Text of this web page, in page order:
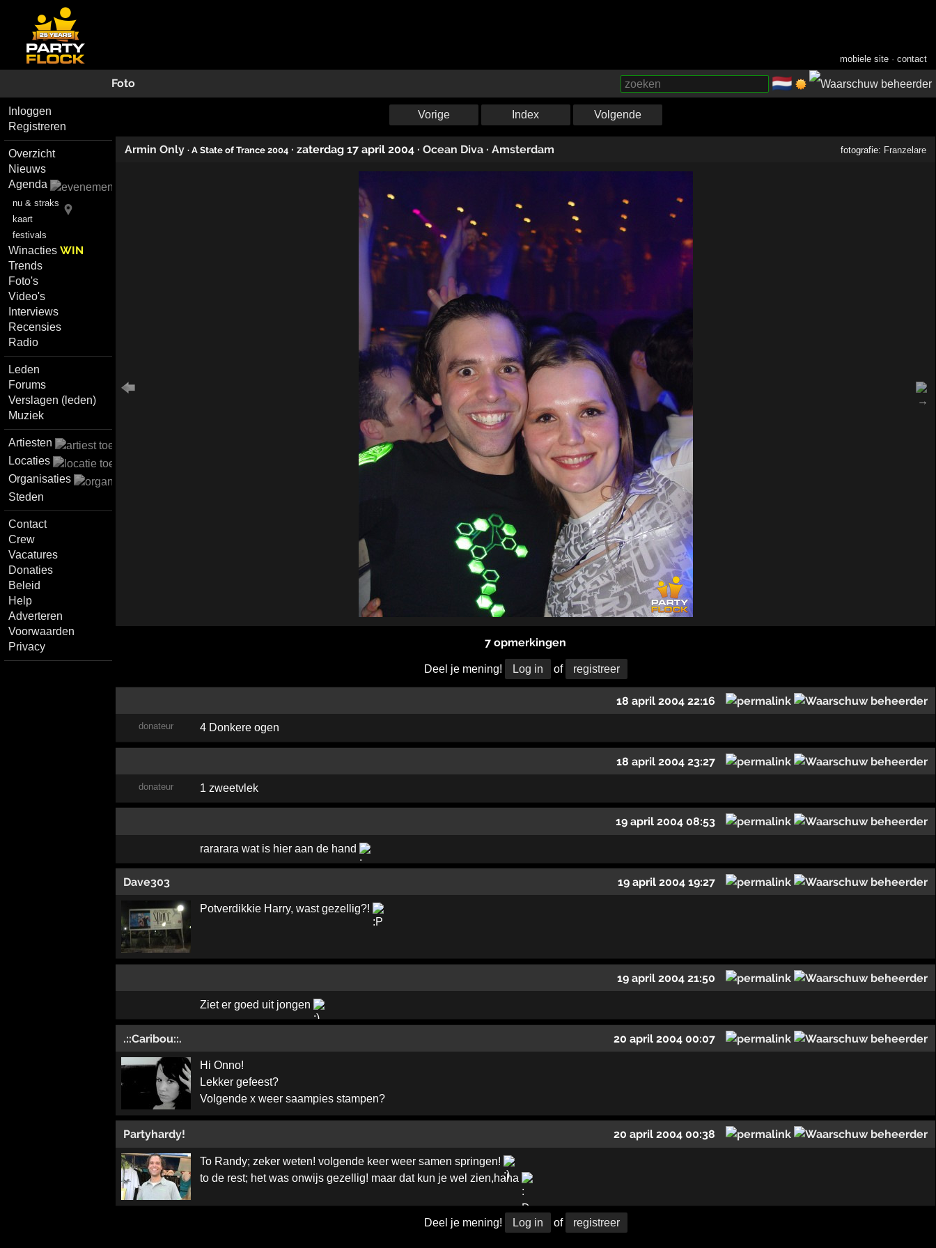
mobiele site ·contact
Foto 🇳🇱
Inloggen
Registreren
Overzicht
Nieuws
Agenda
nu & straks
kaart
festivals
WinactiesWIN
Trends
Foto's
Video's
Interviews
Recensies
Radio
Leden
Forums
Verslagen (leden)
Muziek
Artiesten
Locaties
Organisaties
Steden
Contact
Crew
Vacatures
Donaties
Beleid
Help
Adverteren
Voorwaarden
Privacy
Vorige Index Volgende
Armin Only · A State of Trance 2004 · zaterdag 17 april 2004 · Ocean Diva · Amsterdam fotografie: Franzelare
7 opmerkingen
Deel je mening! Log in of registreer
18 april 2004 22:16
donateur 4 Donkere ogen
18 april 2004 23:27
donateur 1 zweetvlek
19 april 2004 08:53
rararara wat is hier aan de hand
Dave303 19 april 2004 19:27
Potverdikkie Harry, wast gezellig?!
19 april 2004 21:50
Ziet er goed uit jongen
.::Caribou::. 20 april 2004 00:07
Hi Onno!
Lekker gefeest?
Volgende x weer saampies stampen?
Partyhardy! 20 april 2004 00:38
To Randy; zeker weten! volgende keer weer samen springen!
to de rest; het was onwijs gezellig! maar dat kun je wel zien,haha
Deel je mening! Log in of registreer